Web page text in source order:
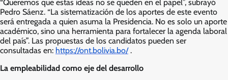
“Queremos que estas ideas no se queden en el papel”, subrayó
Pedro Sáenz. “La sistematización de los aportes de este evento
será entregada a quien asuma la Presidencia. No es solo un aporte
académico, sino una herramienta para fortalecer la agenda laboral
del país”. Las propuestas de los candidatos pueden ser
consultadas en: https://ont.bolivia.bo/.
La empleabilidad como eje del desarrollo